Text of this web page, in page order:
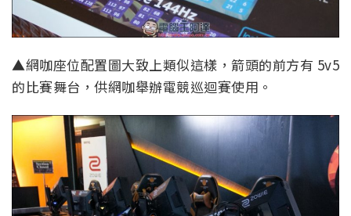
▲網咖座位配置圖大致上類似這樣，箭頭的前方有 5v5
的比賽舞台，供網咖舉辦電競巡迴賽使用。